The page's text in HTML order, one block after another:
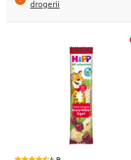
drogerii